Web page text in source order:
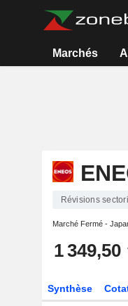
Marchés
Révisions
Marché Fermé -
1 349,50
Synthèse